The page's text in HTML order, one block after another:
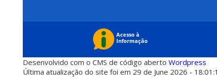
Desenvolvido com o CMS de código aberto Wordpress
Última atualização do site foi em 29 de June 2026 -